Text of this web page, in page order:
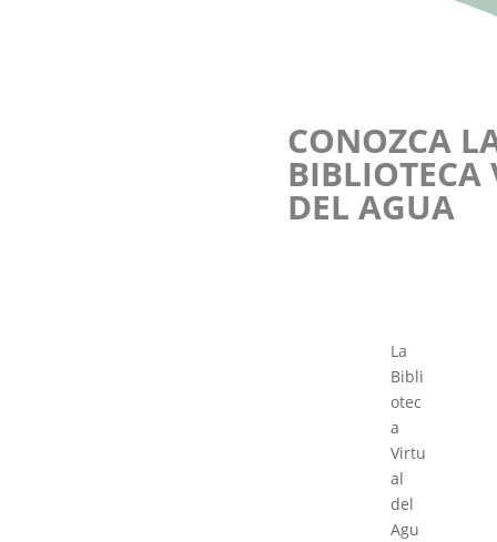
CONOZCA
BIBLIOTECA
DEL AGUA
La
Bibli
otec
a
Virtu
al
del
Agu